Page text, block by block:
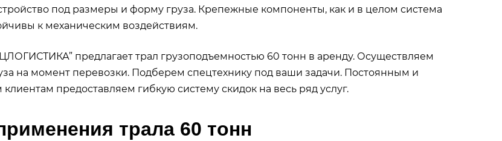
под размеры и форму груза. Крепежные компоненты, как и в целом система
к механическим воздействиям.
предлагает трал грузоподъемностью 60 тонн в аренду. Осуществляем
на момент перевозки. Подберем спецтехнику под ваши задачи. Постоянным и
предоставляем гибкую систему скидок на весь ряд услуг.
трала 60 тонн